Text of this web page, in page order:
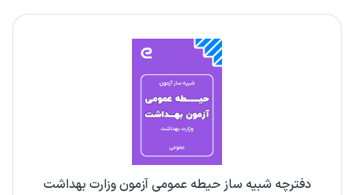
دفترچه شبیه ساز حیطه عمومی آزمون وزارت بهداشت